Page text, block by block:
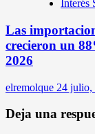
Interés
Las
crecieron un
2026
elremolque 24 julio,
Deja una